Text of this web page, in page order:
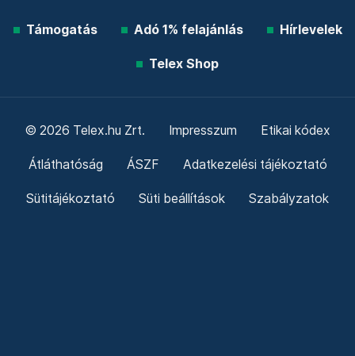
Támogatás Adó 1% felajánlás Hírlevelek
Telex Shop
© 2026 Telex.hu Zrt. Impresszum Etikai kódex
Átláthatóság ÁSZF Adatkezelési tájékoztató
Sütitájékoztató Süti beállítások Szabályzatok